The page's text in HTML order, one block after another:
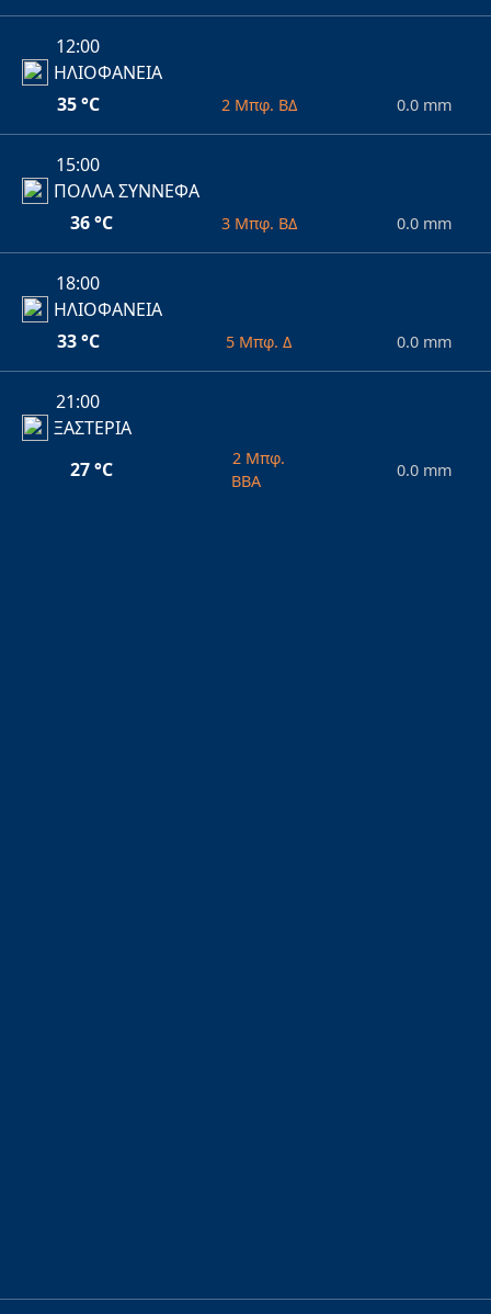
12:00
ΗΛΙΟΦΑΝΕΙΑ
35 °C
2 Μπφ. ΒΔ 0.0 mm
15:00
ΠΟΛΛΑ ΣΥΝΝΕΦΑ
36 °C
3 Μπφ. ΒΔ 0.0 mm
18:00
ΗΛΙΟΦΑΝΕΙΑ
33 °C
5 Μπφ. Δ 0.0 mm
21:00
ΞΑΣΤΕΡΙΑ
27 °C
2 Μπφ.
ΒΒΑ
0.0 mm